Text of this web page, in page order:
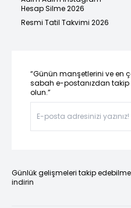
Hesap Silme 2026
Resmi Tatil Takvimi 2026
“Günün manşetlerini ve en
sabah e-postanızdan takip
olun.”
Günlük gelişmeleri takip
indirin